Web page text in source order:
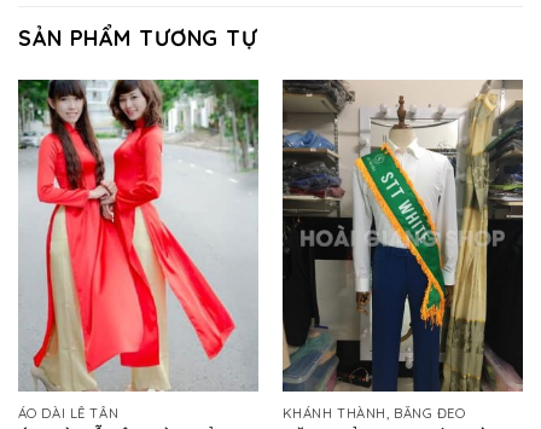
SẢN PHẨM TƯƠNG TỰ
ÁO DÀI LỄ TÂN KHÁNH THÀNH, BĂNG ĐEO